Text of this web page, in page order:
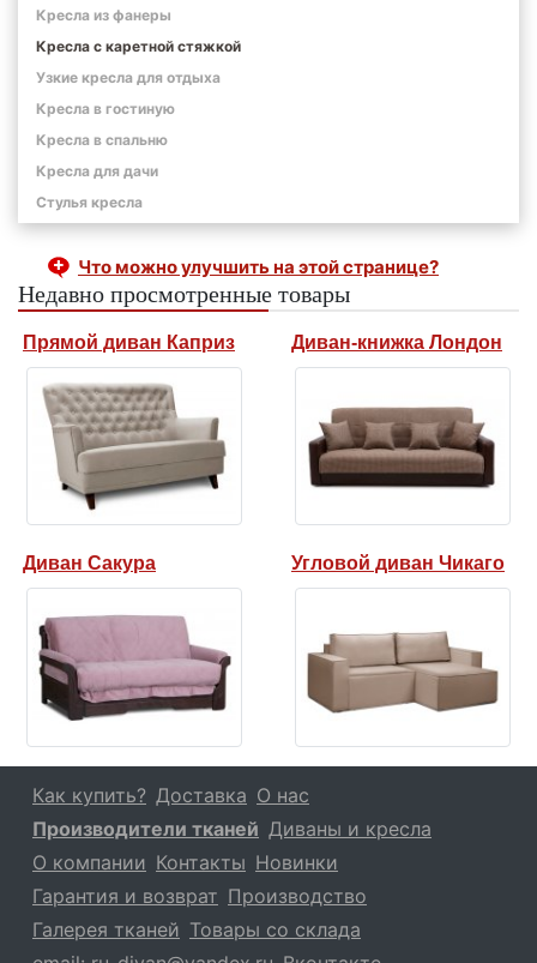
Кресла из фанеры
Кресла с каретной стяжкой
Узкие кресла для отдыха
Кресла в гостиную
Кресла в спальню
Кресла для дачи
Стулья кресла
Что можно улучшить на этой странице?
Недавно просмотренные товары
Прямой диван Каприз Диван-книжка Лондон
Диван Сакура Угловой диван Чикаго
Как купить? Доставка О нас
Производители тканей Диваны и кресла
О компании Контакты Новинки
Гарантия и возврат Производство
Галерея тканей Товары со склада